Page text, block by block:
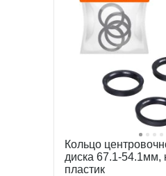
Кольцо
диска 67.1-54.1мм,
пластик